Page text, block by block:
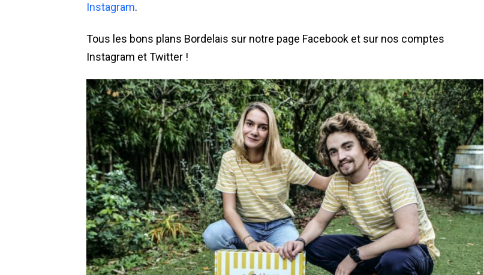
Instagram.
Tous les bons plans Bordelais sur notre page Facebook et sur nos comptes
Instagram etTwitter !